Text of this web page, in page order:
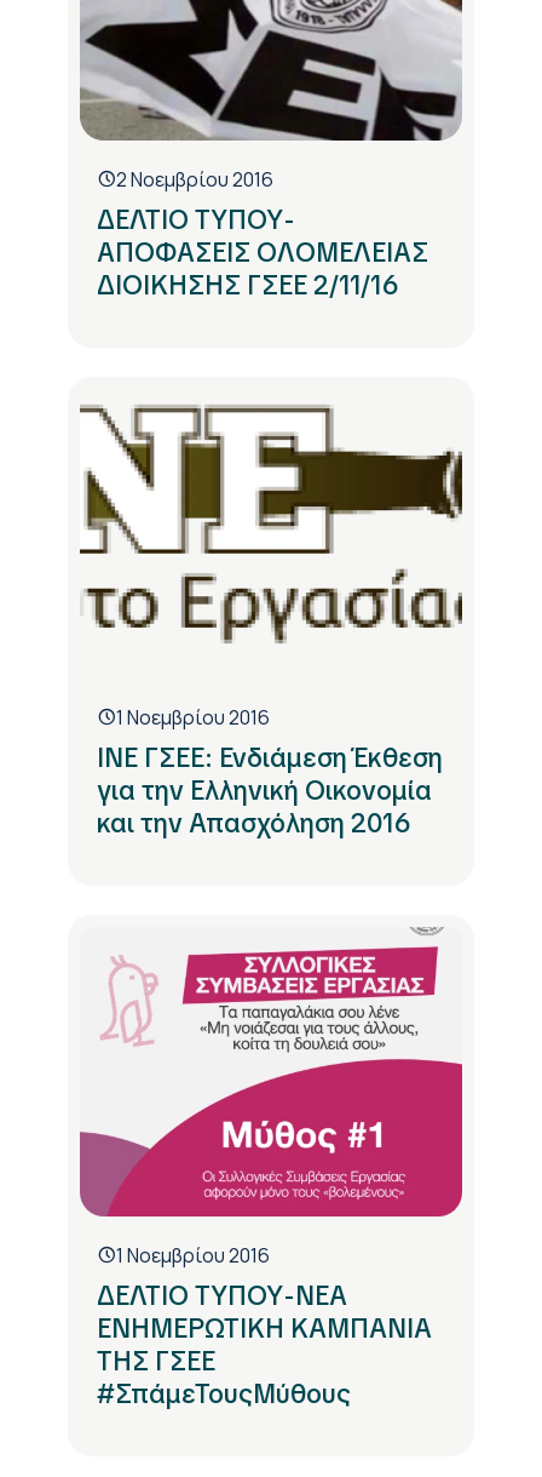
2 Νοεμβρίου 2016
ΔΕΛΤΙΟ ΤΥΠΟΥ-
ΑΠΟΦΑΣΕΙΣ ΟΛΟΜΕΛΕΙΑΣ
ΔΙΟΙΚΗΣΗΣ ΓΣΕΕ 2/11/16
1 Νοεμβρίου 2016
ΙΝΕ ΓΣΕΕ: Ενδιάμεση Έκθεση
για την Ελληνική Οικονομία
και την Απασχόληση 2016
1 Νοεμβρίου 2016
ΔΕΛΤΙΟ ΤΥΠΟΥ-ΝΕΑ
ΕΝΗΜΕΡΩΤΙΚΗ ΚΑΜΠΑΝΙΑ
ΤΗΣ ΓΣΕΕ
#ΣπάμεΤουςΜύθους